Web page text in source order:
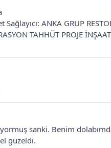
ANKA GRUP
TAHHÜT PROJE
sanki. Benim
güzeldi.